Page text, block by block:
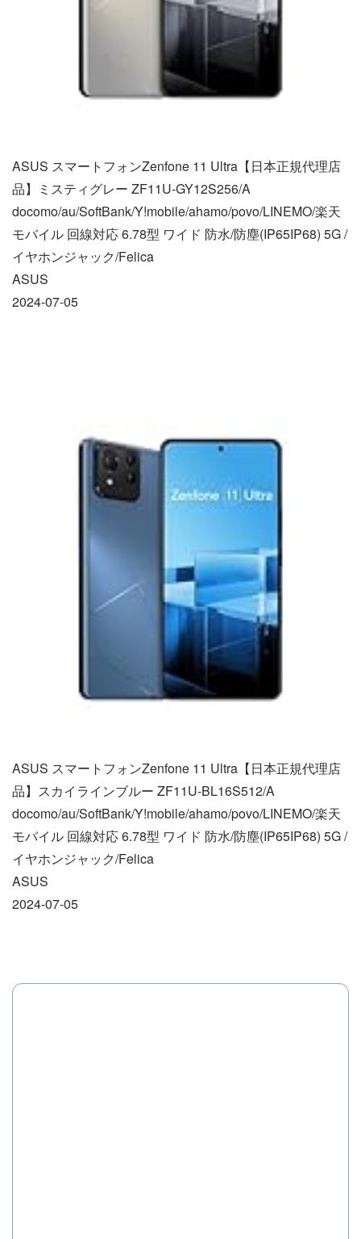
ASUS スマートフォンZenfone 11 Ultra【日本正規代理店
品】ミスティグレー ZF11U-GY12S256/A
docomo/au/SoftBank/Y!mobile/ahamo/povo/LINEMO/楽天
モバイル 回線対応 6.78型 ワイド 防水/防塵(IP65IP68) 5G /
イヤホンジャック/Felica
ASUS
2024-07-05
ASUS スマートフォンZenfone 11 Ultra【日本正規代理店
品】スカイラインブルー ZF11U-BL16S512/A
docomo/au/SoftBank/Y!mobile/ahamo/povo/LINEMO/楽天
モバイル 回線対応 6.78型 ワイド 防水/防塵(IP65IP68) 5G /
イヤホンジャック/Felica
ASUS
2024-07-05